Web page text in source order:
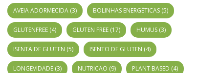
AVEIA ADORMECIDA (3) BOLINHAS ENERGÉTICAS (5)
GLUTENFREE (4) GLUTEN FREE (17) HUMUS (3)
ISENTA DE GLUTEN (5) ISENTO DE GLUTEN (4)
LONGEVIDADE (3) NUTRICAO (9) PLANT BASED (4)